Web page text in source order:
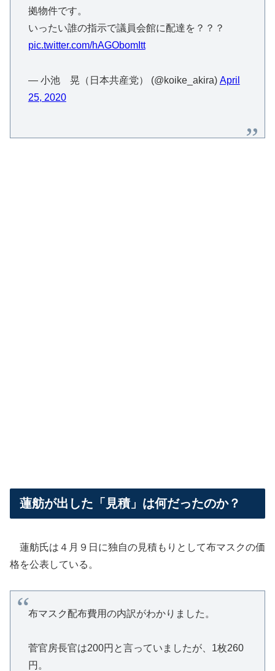
拠物件です。
いったい誰の指示で議員会館に配達を？？？
pic.twitter.com/hAGObomItt
— 小池 晃（日本共産党） (@koike_akira) April
25, 2020
蓮舫が出した「見積」は何だったのか？
蓮舫氏は４月９日に独自の見積もりとして布マスクの価
格を公表している。
布マスク配布費用の内訳がわかりました。
菅官房長官は200円と言っていましたが、1枚260
円。